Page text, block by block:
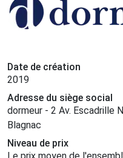
Mr Burgaud.
Date de création
2019
Adresse du siège social
dormeur - 2 Av. Escadrille
Blagnac
Niveau de prix